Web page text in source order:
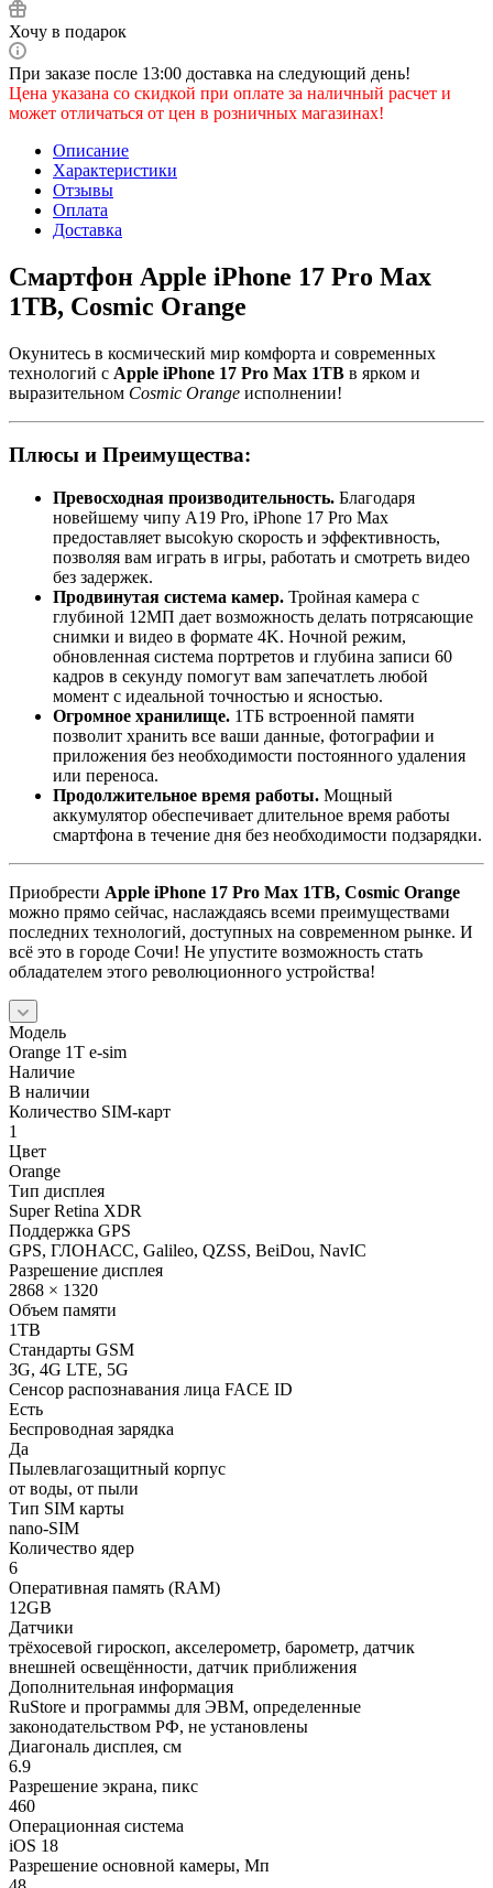
Хочу в подарок
При заказе после 13:00 доставка на следующий день!
Цена указана со скидкой при оплате за наличный расчет и
может отличаться от цен в розничных магазинах!
Описание
Характеристики
Отзывы
Оплата
Доставка
Смартфон Apple iPhone 17 Pro Max
1TB, Cosmic Orange
Окунитесь в космический мир комфорта и современных
технологий с Apple iPhone 17 Pro Max 1TB в ярком и
выразительном Cosmic Orange исполнении!
Плюсы и Преимущества:
Превосходная производительность. Благодаря
новейшему чипу A19 Pro, iPhone 17 Pro Max
предоставляет высokую скорость и эффективность,
позволяя вам играть в игры, работать и смотреть видео
без задержек.
Продвинутая система камер. Тройная камера с
глубиной 12МП дает возможность делать потрясающие
снимки и видео в формате 4K. Ночной режим,
обновленная система портретов и глубина записи 60
кадров в секунду помогут вам запечатлеть любой
момент с идеальной точностью и ясностью.
Огромное хранилище. 1ТБ встроенной памяти
позволит хранить все ваши данные, фотографии и
приложения без необходимости постоянного удаления
или переноса.
Продолжительное время работы. Мощный
аккумулятор обеспечивает длительное время работы
смартфона в течение дня без необходимости подзарядки.
Приобрести Apple iPhone 17 Pro Max 1TB, Cosmic Orange
можно прямо сейчас, наслаждаясь всеми преимуществами
последних технологий, доступных на современном рынке. И
всё это в городе Сочи! Не упустите возможность стать
обладателем этого революционного устройства!
Модель
Orange 1T e-sim
Наличие
В наличии
Количество SIM-карт
1
Цвет
Orange
Тип дисплея
Super Retina XDR
Поддержка GPS
GPS, ГЛОНАСС, Galileo, QZSS, BeiDou, NavIC
Разрешение дисплея
2868 × 1320
Объем памяти
1TB
Стандарты GSM
3G, 4G LTE, 5G
Сенсор распознавания лица FACE ID
Есть
Беспроводная зарядка
Да
Пылевлагозащитный корпус
от воды, от пыли
Тип SIM карты
nano-SIM
Количество ядер
6
Оперативная память (RAM)
12GB
Датчики
трёхосевой гироскоп, акселерометр, барометр, датчик
внешней освещённости, датчик приближения
Дополнительная информация
RuStore и программы для ЭВМ, определенные
законодательством РФ, не установлены
Диагональ дисплея, см
6.9
Разрешение экрана, пикс
460
Операционная система
iOS 18
Разрешение основной камеры, Мп